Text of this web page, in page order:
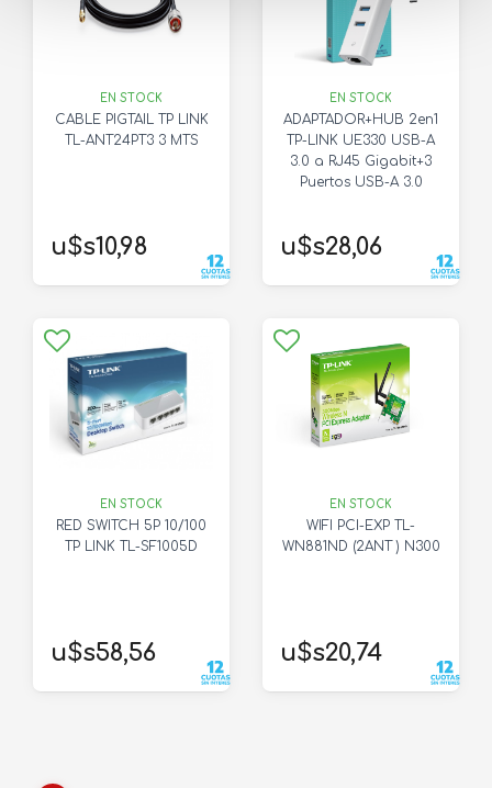
EN STOCK
CABLE PIGTAIL TP LINK
TL-ANT24PT3 3 MTS
u$s10,98
EN STOCK
ADAPTADOR+HUB 2en1
TP-LINK UE330 USB-A
3.0 a RJ45 Gigabit+3
Puertos USB-A 3.0
u$s28,06
EN STOCK
RED SWITCH 5P 10/100
TP LINK TL-SF1005D
u$s58,56
EN STOCK
WIFI PCI-EXP TL-
WN881ND (2ANT ) N300
u$s20,74